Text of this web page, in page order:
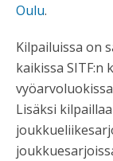
Oulu.
Kilpailuissa on
kaikissa SITF:n
Lisäksi